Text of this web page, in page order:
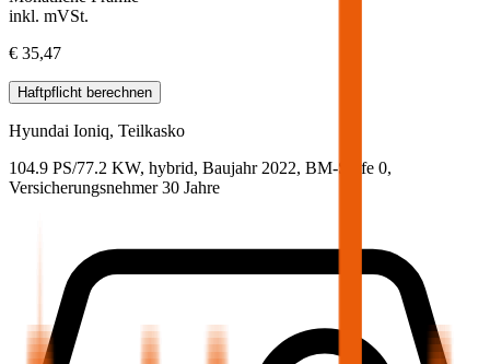
inkl. mVSt.
€ 35,47
Haftpflicht berechnen
Hyundai Ioniq, Teilkasko
104.9 PS/77.2 KW, hybrid, Baujahr 2022, BM-Stufe 0,
Versicherungsnehmer 30 Jahre